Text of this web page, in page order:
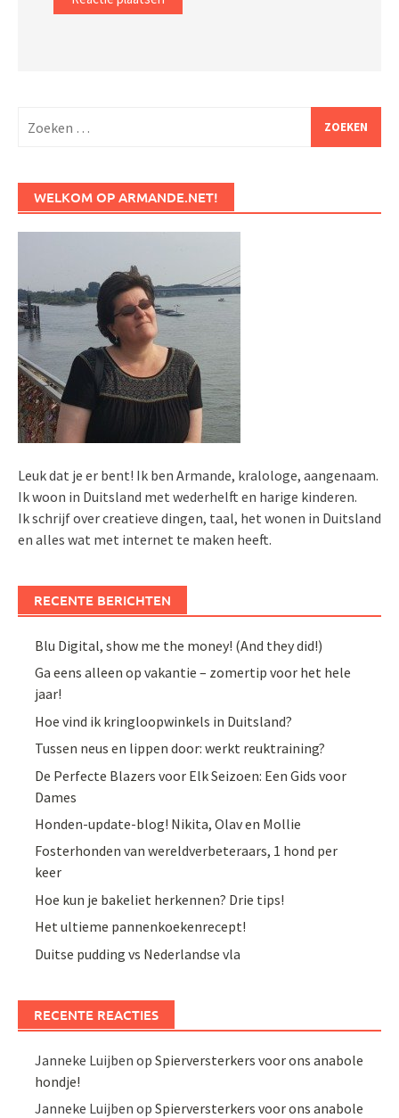
naar:
WELKOM OP ARMANDE.NET!
Leuk dat je er bent! Ik ben Armande, kralologe, aangenaam.
Ik woon in Duitsland met wederhelft en harige kinderen.
Ik schrijf over creatieve dingen, taal, het wonen in Duitsland
en alles wat met internet te maken heeft.
RECENTE BERICHTEN
Blu Digital, show me the money! (And they did!)
Ga eens alleen op vakantie – zomertip voor het hele
jaar!
Hoe vind ik kringloopwinkels in Duitsland?
Tussen neus en lippen door: werkt reuktraining?
De Perfecte Blazers voor Elk Seizoen: Een Gids voor
Dames
Honden-update-blog! Nikita, Olav en Mollie
Fosterhonden van wereldverbeteraars, 1 hond per
keer
Hoe kun je bakeliet herkennen? Drie tips!
Het ultieme pannenkoekenrecept!
Duitse pudding vs Nederlandse vla
RECENTE REACTIES
Janneke Luijben opSpierversterkers voor ons anabole
hondje!
Janneke Luijben opSpierversterkers voor ons anabole